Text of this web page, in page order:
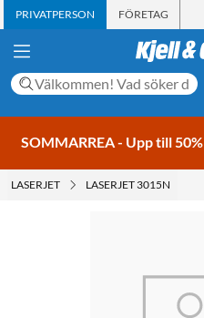
PRIVATPERSON FÖRETAG
SOMMARREA - Upp till 50%
LASERJET LASERJET 3015N